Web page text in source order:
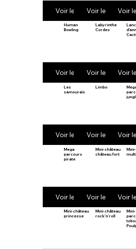
Voir le produitVoir le produit
Voir
Human
Bowling
Voir le produit
Labyrinthe
Cordes
Voir le produit
Voir
Les
samouraïs
Voir le produit
Limbo
Voir le produit
Voir
Mega
parcours
pirate
Voir le produit
Mini-château
château fort
Voir le produit
Voir
Mini-château
princesse
Mini-château
rock’n’roll
Mini-